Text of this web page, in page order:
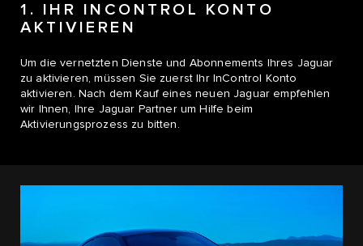
1. IHR INCONTROL KONTO
AKTIVIEREN
Um die vernetzten Dienste und Abonnements Ihres Jaguar
zu aktivieren, müssen Sie zuerst Ihr InControl Konto
aktivieren. Nach dem Kauf eines neuen Jaguar empfehlen
wir Ihnen, Ihre Jaguar Partner um Hilfe beim
Aktivierungsprozess zu bitten.